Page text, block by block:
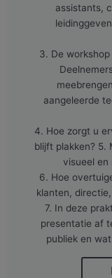
assistants,
3. De
aangeleerde
4. Hoe zorgt u
blijft plakken? 5.
visueel
6. Hoe
klanten,
7. In deze
presentatie af
publiek en